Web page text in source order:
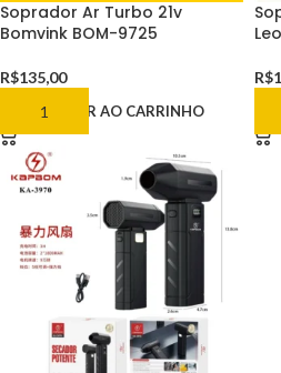
Soprador Ar Turbo 21v
Bomvink BOM-9725
R$135,00
ADICIONAR AO CARRINHO
R$